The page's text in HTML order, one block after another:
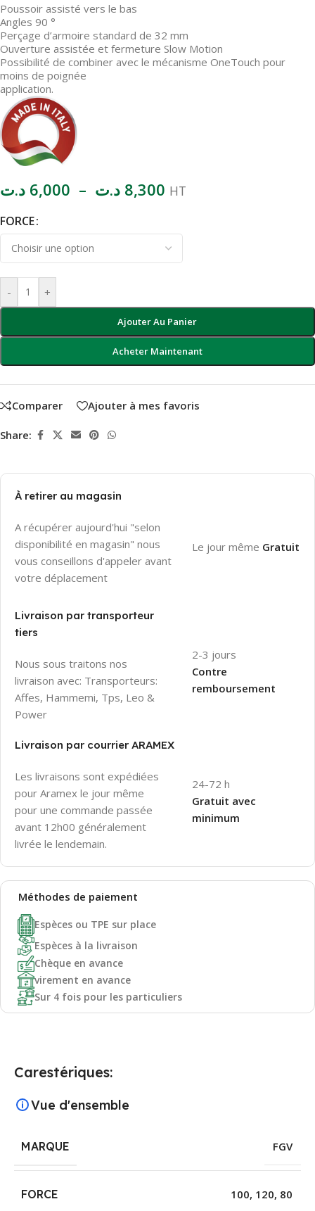
Poussoir assisté vers le bas
Angles 90 °
Perçage d’armoire standard de 32 mm
Ouverture assistée et fermeture Slow Motion
Possibilité de combiner avec le mécanisme OneTouch pour
moins de poignée
application.
6,000 د.ت – 8,300 د.ت HT
FORCE
- +
Ajouter Au Panier
Acheter Maintenant
Comparer Ajouter à mes favoris
Share:
À retirer au magasin
A récupérer aujourd'hui "selon
disponibilité en magasin" nous
vous conseillons d'appeler avant
votre déplacement
Le jour même Gratuit
Livraison par transporteur
tiers
Nous sous traitons nos
livraison avec: Transporteurs:
Affes, Hammemi, Tps, Leo &
Power
2-3 jours
Contre
remboursement
Livraison par courrier ARAMEX
Les livraisons sont expédiées
pour Aramex le jour même
pour une commande passée
avant 12h00 généralement
livrée le lendemain.
24-72 h
Gratuit avec
minimum
Méthodes de paiement
Espèces ou TPE sur place
Espèces à la livraison
Chèque en avance
virement en avance
Sur 4 fois pour les particuliers
Carestériques:
Vue d'ensemble
MARQUE FGV
FORCE 100, 120, 80